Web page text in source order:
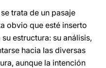
trata de un pasaje
obvio que esté inserto
estructura: su análisis,
hacia las diversas
aunque la intención